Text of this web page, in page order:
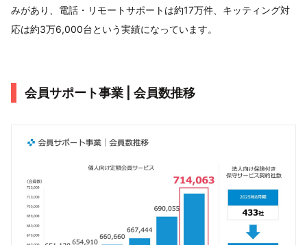
みがあり、電話・リモートサポートは約17万件、キッティング対
応は約3万6,000台という実績になっています。
会員サポート事業 | 会員数推移